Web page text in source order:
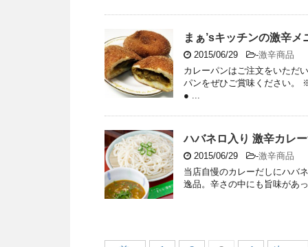
まぁ’sキッチンの激辛メ
2015/06/29 -激辛商品
カレーパンはご注文をいただ
パンをぜひご賞味ください
● ...
ハバネロ入り 激辛カレ
2015/06/29 -激辛商品
当店自慢のカレーだしにハバ
逸品。辛さの中にも旨味があ